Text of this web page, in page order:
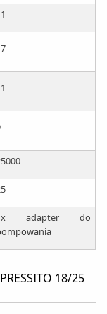
adapter do
18/25